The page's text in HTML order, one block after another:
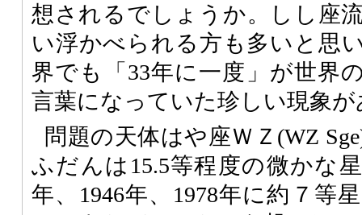
想されるでしょうか。しし座
い浮かべられる方も多いと思
界でも「33年に一度」が世界
言葉になっていた珍しい現象
問題の天体はや座ＷＺ(WZ
ふだんは15.5等程度の微かな
年、1946年、1978年に約７等